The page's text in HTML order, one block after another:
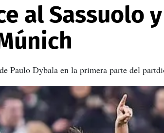
al Sassuolo
Paulo Dybala en la primera parte del